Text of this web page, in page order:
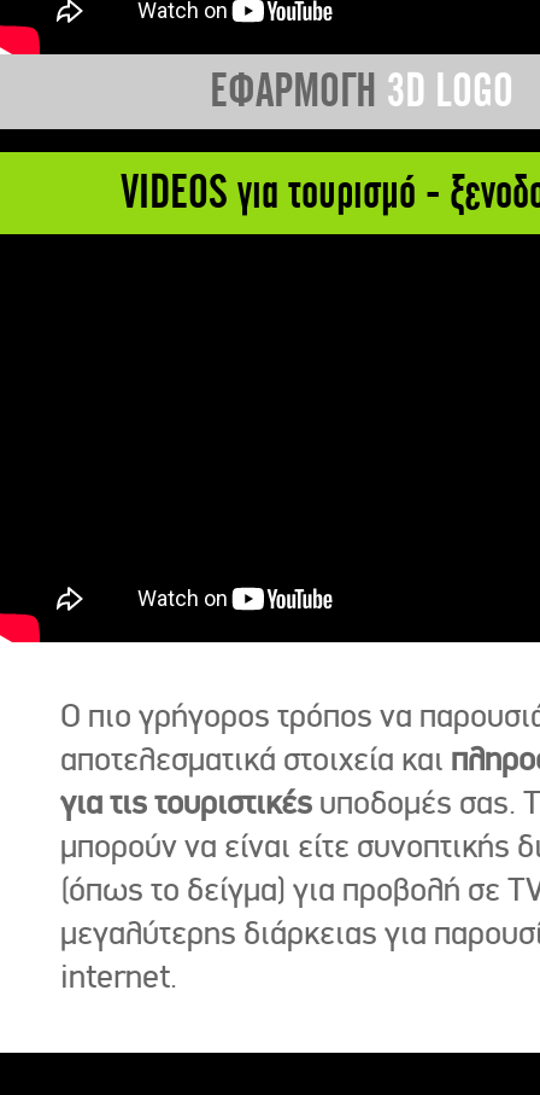
ΕΦΑΡΜΟΓΗ 3D LOGO
VIDEOS για τουρισμό -
Ο πιο γρήγορος τρόπος να
αποτελεσματικά στοιχεία και
για τις τουριστικές υποδομές σας.
μπορούν να είναι είτε συνοπτικής
(όπως το δείγμα) για προβολή σε
μεγαλύτερης διάρκειας για
internet.